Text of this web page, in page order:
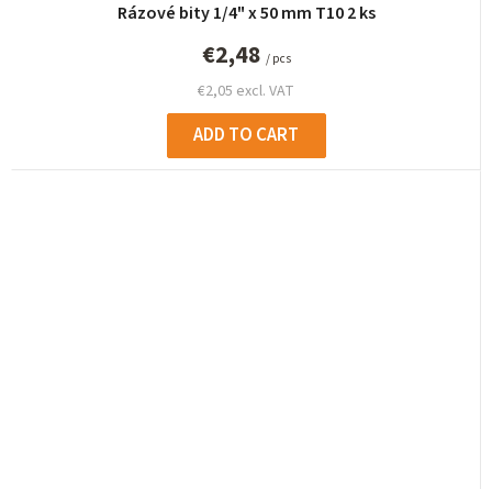
Rázové bity 1/4" x 50 mm T10 2 ks
€2,05 excl. VAT
€2,48 / pcs
ADD TO CART